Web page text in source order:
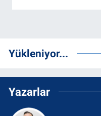
Yükleniyor...
Yazarlar